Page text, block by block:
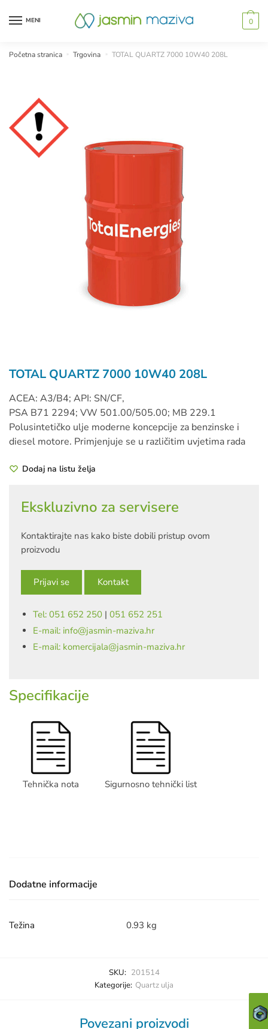
MENI 0
Početna stranica » Trgovina » TOTAL QUARTZ 7000 10W40 208L
TOTAL QUARTZ 7000 10W40 208L
ACEA: A3/B4; API: SN/CF,
PSA B71 2294; VW 501.00/505.00; MB 229.1
Polusintetičko ulje moderne koncepcije za benzinske i
diesel motore. Primjenjuje se u različitim uvjetima rada
Dodaj na listu želja
Ekskluzivno za servisere
Kontaktirajte nas kako biste dobili pristup ovom
proizvodu
Prijavi se Kontakt
Tel: 051 652 250 | 051 652 251
E-mail: info@jasmin-maziva.hr
E-mail: komercijala@jasmin-maziva.hr
Specifikacije
Tehnička nota Sigurnosno tehnički list
Dodatne informacije
Težina 0.93 kg
SKU: 201514
Kategorije: Quartz ulja
Povezani proizvodi